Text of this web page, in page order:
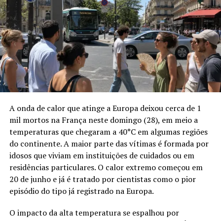
meio à busca por parceiros estáveis fora dos eixos
tradicionais de comércio.
Durante o painel, Svenja Ahlburg, porta-voz do Wilo
Group, afirmou que o Brasil tem peso maior para a
indústria alemã do que costuma aparecer no debate
público. Ela defendeu a geração de valor local, mais
competitividade e inovação para que o país deixe de ser
como hub industrial.
A Alemanha é a maior economia da Europa, a terceira
maior do mundo e o quarto principal parceiro comercial
do Brasil. A relação bilateral movimenta US$ 21 bilhões.
O estoque de investimentos diretos alemães no país
chega a US$ 44 bilhões, o que coloca a Alemanha em
sétimo lugar entre os maiores investidores no Brasil.
A aproximação ocorre após a assinatura, em maio, do
A onda de calor que atinge a Europa deixou cerca de 1
mil mortos na França neste domingo (28), em meio a
temperaturas que chegaram a 40°C em algumas regiões
do continente. A maior parte das vítimas é formada por
idosos que viviam em instituições de cuidados ou em
residências particulares. O calor extremo começou em
20 de junho e já é tratado por cientistas como o pior
episódio do tipo já registrado na Europa.
O impacto da alta temperatura se espalhou por